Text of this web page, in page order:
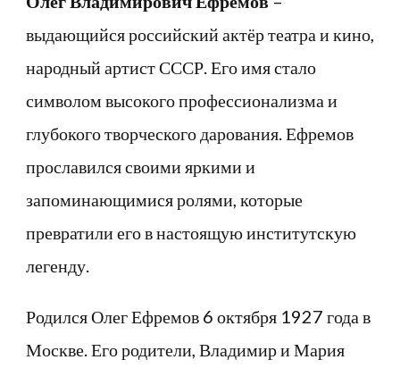
выдающийся российский актёр театра и кино,
народный артист СССР. Его имя стало
символом высокого профессионализма и
глубокого творческого дарования. Ефремов
прославился своими яркими и
запоминающимися ролями, которые
превратили его в настоящую институтскую
легенду.
Родился Олег Ефремов 6 октября 1927 года в
Москве. Его родители, Владимир и Мария